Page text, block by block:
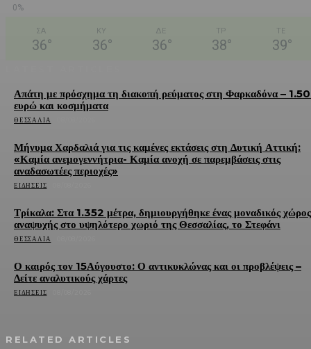
0%
ΣΑ
36°
ΚΥ
36°
ΔΕ
36°
ΤΡ
38°
ΤΕ
39°
Απάτη με πρόσχημα τη διακοπή ρεύματος στη Φαρκαδόνα –
ευρώ και κοσμήματα
ΘΕΣΣΑΛΊΑ
Μήνυμα Χαρδαλιά για τις καμένες εκτάσεις στη Δυτική Αττική:
«Καμία ανεμογεννήτρια- Καμία ανοχή σε παρεμβάσεις στις
αναδασωτέες περιοχές»
ΕΙΔΉΣΕΙΣ
Τρίκαλα: Στα 1.352 μέτρα, δημιουργήθηκε ένας μοναδικός χώρος
αναψυχής στο υψηλότερο χωριό της Θεσσαλίας, το Στεφάνι
ΘΕΣΣΑΛΊΑ
Ο καιρός τον 15Αύγουστο: Ο αντικυκλώνας και οι προβλέψεις –
Δείτε αναλυτικούς χάρτες
ΕΙΔΉΣΕΙΣ
RELATED ARTICLES